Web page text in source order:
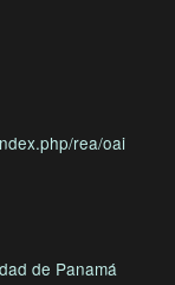
rea/oai
de Panamá